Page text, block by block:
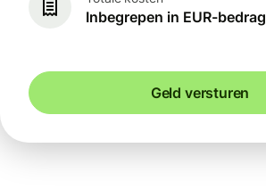
Inbegrepen in EUR-bedrag
Geld versturen